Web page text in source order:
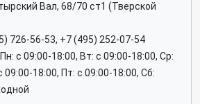
Вал, 68/70 ст1 (Тверской
726-56-53, +7 (495) 252-07-54
Пн: c 09:00-18:00, Вт: c 09:00-18:00, Ср:
09:00-18:00, Пт: c 09:00-18:00, Сб: